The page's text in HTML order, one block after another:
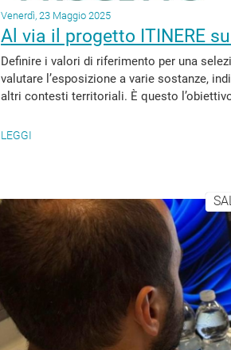
Venerdì, 23 Maggio 2025
Al via il progetto ITINERE
Definire i valori di riferimento per una
valutare l’esposizione a varie sostanze,
altri contesti territoriali. È questo
LEGGI